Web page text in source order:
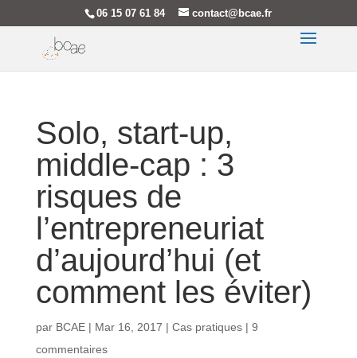
06 15 07 61 84 contact@bcae.fr
Solo, start-up,
middle-cap : 3
risques de
l’entrepreneuriat
d’aujourd’hui (et
comment les éviter)
par BCAE| Mar 16, 2017 | Cas pratiques| 9
commentaires